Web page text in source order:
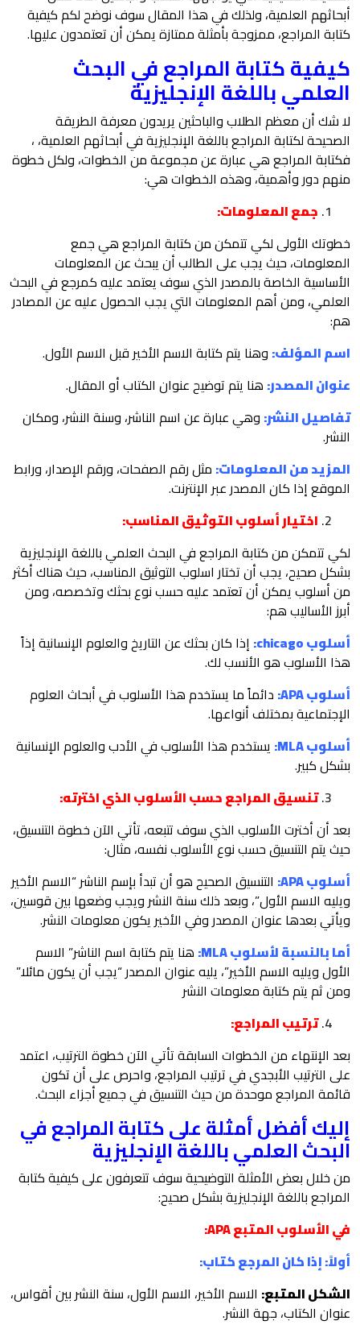
أبحاثهم العلمية، ولذلك في هذا المقال سوف نوضح لكم كيفية
كتابة المراجع، ممزوجة بأمثلة ممتازة يمكن أن تعتمدون عليها.
كيفية كتابة المراجع في البحث
العلمي باللغة الإنجليزية
لا شك أن معظم الطلاب والباحثين يريدون معرفة الطريقة
الصحيحة لكتابة المراجع باللغة الإنجليزية في أبحاثهم العلمية، ،
فكتابة المراجع هي عبارة عن مجموعة من الخطوات، ولكل خطوة
منهم دور وأهمية، وهذه الخطوات هي:
جمع المعلومات:
خطوتك الأولى لكي تتمكن من كتابة المراجع هي جمع
المعلومات، حيث يجب على الطالب أن يبحث عن المعلومات
الأساسية الخاصة بالمصدر الذي سوف يعتمد عليه كمرجع في البحث
العلمي، ومن أهم المعلومات التي يجب الحصول عليه عن المصادر
هم:
اسم المؤلف: وهنا يتم كتابة الاسم الأخير قبل الاسم الأول.
عنوان المصدر: هنا يتم توضيح عنوان الكتاب أو المقال.
تفاصيل النشر: وهي عبارة عن اسم الناشر، وسنة النشر، ومكان
النشر.
المزيد من المعلومات: مثل رقم الصفحات، ورقم الإصدار، ورابط
الموقع إذا كان المصدر عبر الإنترنت.
اختيار أسلوب التوثيق المناسب:
لكي تتمكن من كتابة المراجع في البحث العلمي باللغة الإنجليزية
بشكل صحيح، يجب أن تختار اسلوب التوثيق المناسب، حيث هناك أكثر
من أسلوب يمكن أن تعتمد عليه حسب نوع بحثك وتخصصه، ومن
أبرز الأساليب هم:
أسلوب chicago:
إذا كان بحثك عن التاريخ والعلوم الإنسانية إذاً
هذا الأسلوب هو الأنسب لك.
أسلوب APA:
دائماً ما يستخدم هذا الأسلوب في أبحاث العلوم
الإجتماعية بمختلف أنواعها.
أسلوب MLA:
يستخدم هذا الأسلوب في الأدب والعلوم الإنسانية
بشكل كبير.
تنسيق المراجع حسب الأسلوب الذي اخترته:
بعد أن أخترت الأسلوب الذي سوف تتبعه، تأتي الآن خطوة التنسيق،
حيث يتم التنسيق حسب نوع الأسلوب نفسه، مثال:
أسلوب APA:
التنسيق الصحيح هو أن تبدأ بإسم الناشر “الاسم الأخير
ويليه الاسم الأول”، وبعد ذلك سنة النشر ويجب وضعها بين قوسين،
ويأتي بعدها عنوان المصدر وفي الأخير يكون معلومات النشر.
أما بالنسبة لأسلوب MLA:
هنا يتم كتابة اسم الناشر” الاسم
الأول ويليه الاسم الأخير”، يليه عنوان المصدر “يجب أن يكون مائلا”
ومن ثم يتم كتابة معلومات النشر
ترتيب المراجع:
بعد الإنتهاء من الخطوات السابقة تأتي الآن خطوة الترتيب، اعتمد
على الترتيب الأبجدي في ترتيب المراجع، واحرص على أن تكون
قائمة المراجع موحدة من حيث التنسيق في جميع أجزاء البحث.
إليك أفضل أمثلة على كتابة المراجع في
البحث العلمي باللغة الإنجليزية
من خلال بعض الأمثلة التوضيحية سوف تتعرفون على كيفية كتابة
المراجع باللغة الإنجليزية بشكل صحيح:
في الأسلوب المتبع APA:
أولاً: إذا كان المرجع كتاب:
الشكل المتبع: الاسم الأخير، الاسم الأول، سنة النشر بين أقواس،
عنوان الكتاب، جهة النشر.